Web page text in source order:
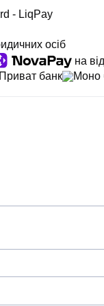
- LiqPay
осіб
на
Приват банк Моно